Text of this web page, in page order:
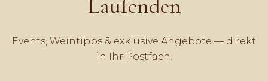
Laufenden
Events, Weintipps & exklusive Angebote — direkt
in Ihr Postfach.